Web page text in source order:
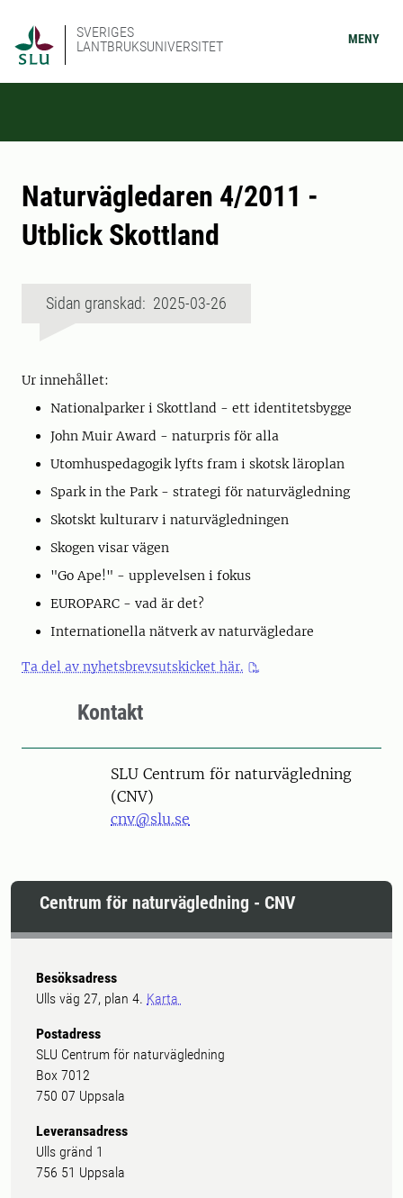
SVERIGES
LANTBRUKSUNIVERSITET
MENY
Naturvägledaren 4/2011 -
Utblick Skottland
Sidan granskad: 2025-03-26
Ur innehållet:
Nationalparker i Skottland - ett identitetsbygge
John Muir Award - naturpris för alla
Utomhuspedagogik lyfts fram i skotsk läroplan
Spark in the Park - strategi för naturvägledning
Skotskt kulturarv i naturvägledningen
Skogen visar vägen
"Go Ape!" - upplevelsen i fokus
EUROPARC - vad är det?
Internationella nätverk av naturvägledare
Ta del av nyhetsbrevsutskicket här.
Kontakt
SLU Centrum för naturvägledning
(CNV)
cnv@slu.se
Centrum för naturvägledning - CNV
Besöksadress
Ulls väg 27, plan 4. Karta
Postadress
SLU Centrum för naturvägledning
Box 7012
750 07 Uppsala
Leveransadress
Ulls gränd 1
756 51 Uppsala